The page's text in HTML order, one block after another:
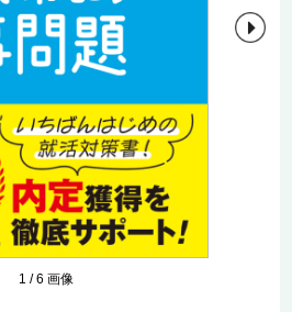
1 /6 画像